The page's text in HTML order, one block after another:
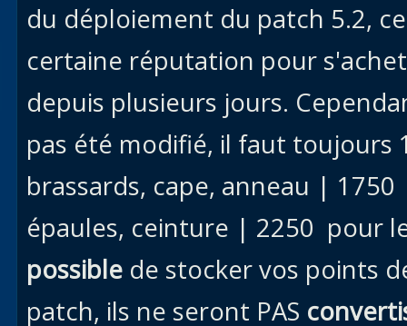
le vol
Uldum
Val
du déploiement du patch 5.2,
certaine réputation pour
depuis plusieurs jours.
pas été modifié, il faut toujours
brassards, cape, anneau | 1750
épaules, ceinture | 2250 pour
possible de stocker vos points
patch, ils ne seront PAS